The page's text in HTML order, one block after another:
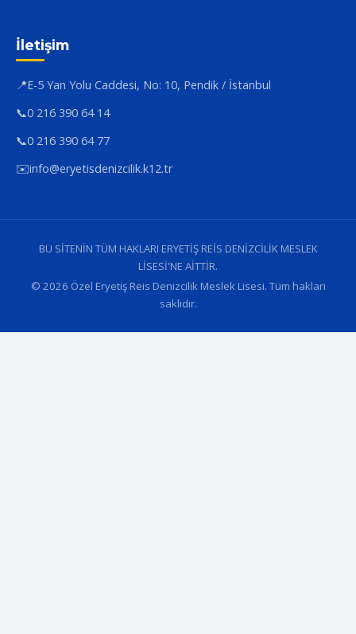
İletişim
📍E-5 Yan Yolu Caddesi, No: 10, Pendik / İstanbul
📞0 216 390 64 14
📞0 216 390 64 77
✉️info@eryetisdenizcilik.k12.tr
BU SİTENİN TÜM HAKLARI ERYETİŞ REİS DENİZCİLİK MESLEK
LİSESİ'NE AİTTİR.
© 2026 Özel Eryetiş Reis Denizcilik Meslek Lisesi. Tüm hakları
saklıdır.